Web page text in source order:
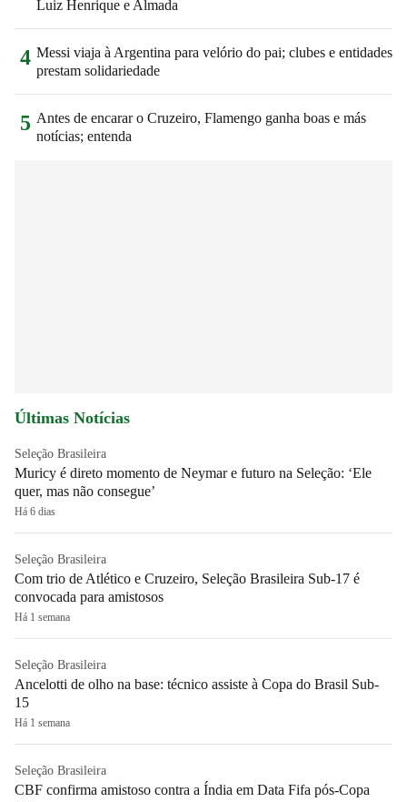
Luiz Henrique e Almada
4 Messi viaja à Argentina para velório do pai; clubes e entidades
prestam solidariedade
5 Antes de encarar o Cruzeiro, Flamengo ganha boas e más
notícias; entenda
Últimas Notícias
Seleção Brasileira
Muricy é direto momento de Neymar e futuro na Seleção: ‘Ele
quer, mas não consegue’
Há 6 dias
Seleção Brasileira
Com trio de Atlético e Cruzeiro, Seleção Brasileira Sub-17 é
convocada para amistosos
Há 1 semana
Seleção Brasileira
Ancelotti de olho na base: técnico assiste à Copa do Brasil Sub-
15
Há 1 semana
Seleção Brasileira
CBF confirma amistoso contra a Índia em Data Fifa pós-Copa